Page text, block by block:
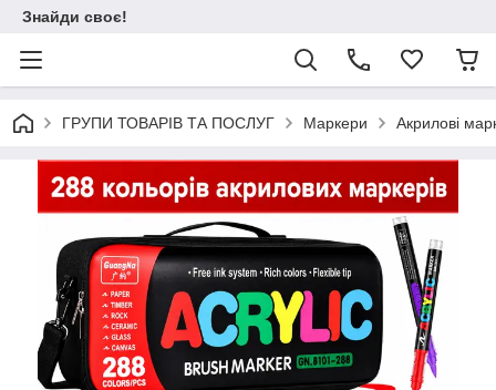
Знайди своє!
ГРУПИ ТОВАРІВ ТА ПОСЛУГ Маркери Акрилові